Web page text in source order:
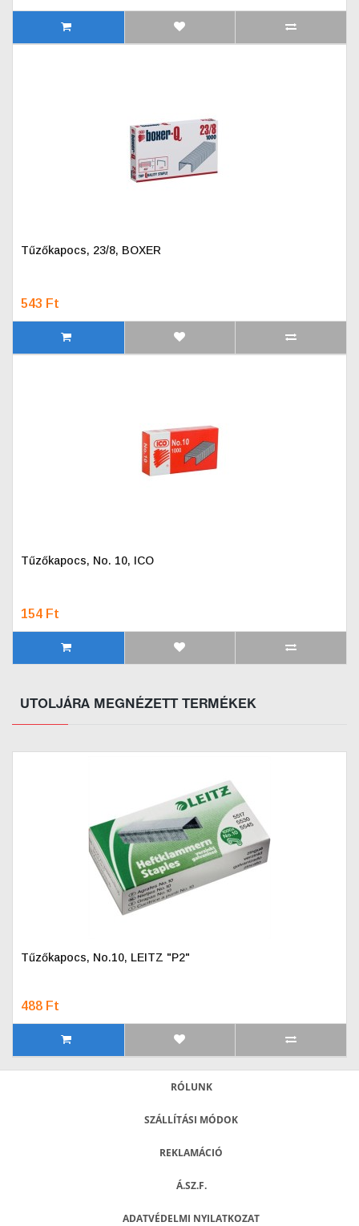
Tűzőkapocs, 23/8, BOXER
543 Ft
Tűzőkapocs, No. 10, ICO
154 Ft
UTOLJÁRA MEGNÉZETT TERMÉKEK
Tűzőkapocs, No.10, LEITZ "P2"
488 Ft
RÓLUNK
SZÁLLÍTÁSI MÓDOK
REKLAMÁCIÓ
Á.SZ.F.
ADATVÉDELMI NYILATKOZAT